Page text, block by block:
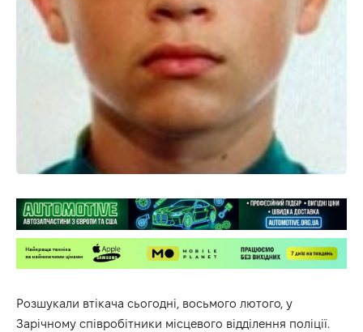
Розшукали втікача сьогодні, восьмого лютого, у
Зарічному співробітники місцевого відділення поліції.